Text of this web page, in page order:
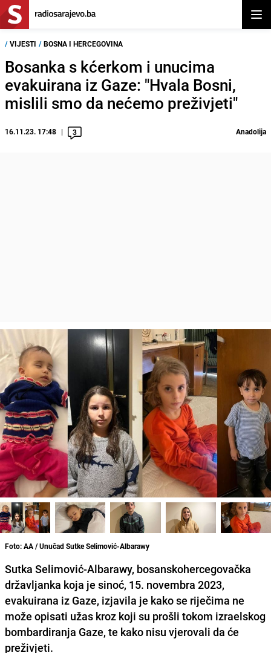
/ VIJESTI / BOSNA I HERCEGOVINA
Bosanka s kćerkom i unucima
evakuirana iz Gaze: "Hvala Bosni,
mislili smo da nećemo preživjeti"
16.11.23. 17:48 3 Anadolija
Foto: AA / Unučad Sutke Selimović-Albarawy
Sutka Selimović-Albarawy, bosanskohercegovačka
državljanka koja je sinoć, 15. novembra 2023,
evakuirana iz Gaze, izjavila je kako se riječima ne
može opisati užas kroz koji su prošli tokom izraelskog
bombardiranja Gaze, te kako nisu vjerovali da će
preživjeti.